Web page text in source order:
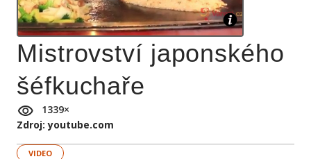
Mistrovství japonského
šéfkuchaře
1339×
Zdroj: youtube.com
VIDEO